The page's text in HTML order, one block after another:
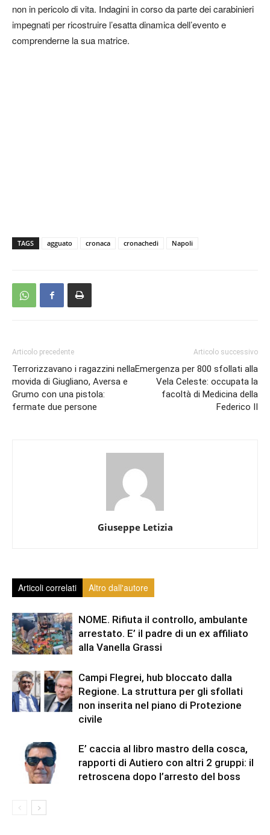
non in pericolo di vita. Indagini in corso da parte dei carabinieri
impegnati per ricostruire l’esatta dinamica dell’evento e
comprenderne la sua matrice.
TAGS agguato cronaca cronachedi Napoli
Articolo precedente
Terrorizzavano i ragazzini nella
movida di Giugliano, Aversa e
Grumo con una pistola:
fermate due persone
Articolo successivo
Emergenza per 800 sfollati alla
Vela Celeste: occupata la
facoltà di Medicina della
Federico II
Giuseppe Letizia
Articoli correlati Altro dall'autore
NOME. Rifiuta il controllo, ambulante
arrestato. E’ il padre di un ex affiliato
alla Vanella Grassi
Campi Flegrei, hub bloccato dalla
Regione. La struttura per gli sfollati
non inserita nel piano di Protezione
civile
E’ caccia al libro mastro della cosca,
rapporti di Autiero con altri 2 gruppi: il
retroscena dopo l’arresto del boss